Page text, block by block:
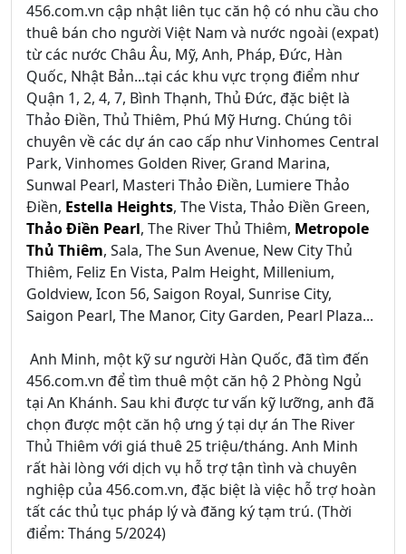
456.com.vn cập nhật liên tục căn hộ có nhu cầu cho
thuê bán cho người Việt Nam và nước ngoài (expat)
từ các nước Châu Âu, Mỹ, Anh, Pháp, Đức, Hàn
Quốc, Nhật Bản...tại các khu vực trọng điểm như
Quận 1, 2, 4, 7, Bình Thạnh, Thủ Đức, đặc biệt là
Thảo Điền, Thủ Thiêm, Phú Mỹ Hưng. Chúng tôi
chuyên về các dự án cao cấp như Vinhomes Central
Park, Vinhomes Golden River, Grand Marina,
Sunwal Pearl, Masteri Thảo Điền, Lumiere Thảo
Điền, Estella Heights, The Vista, Thảo Điền Green,
Thảo Điền Pearl, The River Thủ Thiêm, Metropole
Thủ Thiêm, Sala, The Sun Avenue, New City Thủ
Thiêm, Feliz En Vista, Palm Height, Millenium,
Goldview, Icon 56, Saigon Royal, Sunrise City,
Saigon Pearl, The Manor, City Garden, Pearl Plaza...
Anh Minh, một kỹ sư người Hàn Quốc, đã tìm đến
456.com.vn để tìm thuê một căn hộ 2 Phòng Ngủ
tại An Khánh. Sau khi được tư vấn kỹ lưỡng, anh đã
chọn được một căn hộ ưng ý tại dự án The River
Thủ Thiêm với giá thuê 25 triệu/tháng. Anh Minh
rất hài lòng với dịch vụ hỗ trợ tận tình và chuyên
nghiệp của 456.com.vn, đặc biệt là việc hỗ trợ hoàn
tất các thủ tục pháp lý và đăng ký tạm trú. (Thời
điểm: Tháng 5/2024)